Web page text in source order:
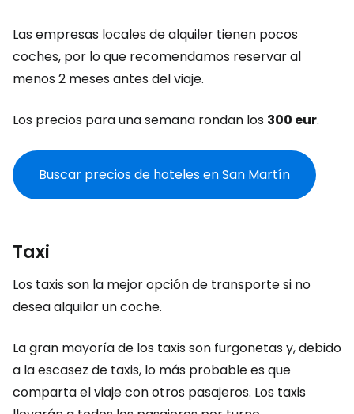
Las empresas locales de alquiler tienen pocos
coches, por lo que recomendamos reservar al
menos 2 meses antes del viaje.
Los precios para una semana rondan los 300 eur.
Buscar precios de hoteles en San Martín
Taxi
Los taxis son la mejor opción de transporte si no
desea alquilar un coche.
La gran mayoría de los taxis son furgonetas y, debido
a la escasez de taxis, lo más probable es que
comparta el viaje con otros pasajeros. Los taxis